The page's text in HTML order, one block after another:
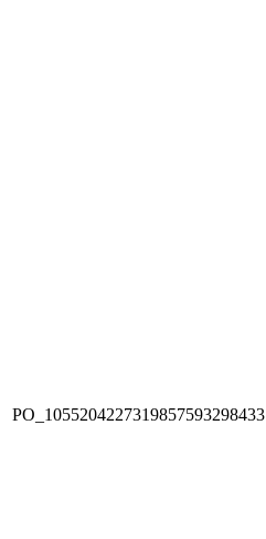
PO_1055204227319857593298433